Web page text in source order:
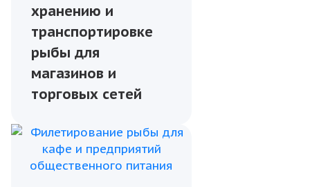
хранению и
транспортировке
рыбы для
магазинов и
торговых сетей